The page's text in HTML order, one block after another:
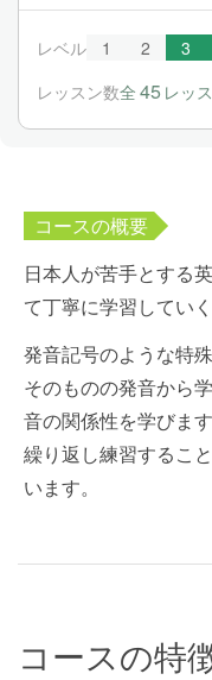
レベル 1 2 3
レッスン数全 45 レッ
コースの概要
日本人が苦手とする
て丁寧に学習してい
発音記号のような特
そのものの発音から
音の関係性を学びま
繰り返し練習するこ
います。
コースの特